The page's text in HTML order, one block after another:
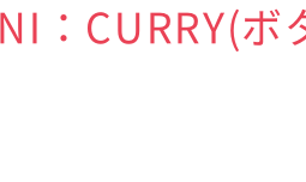
：CURRY(ボ